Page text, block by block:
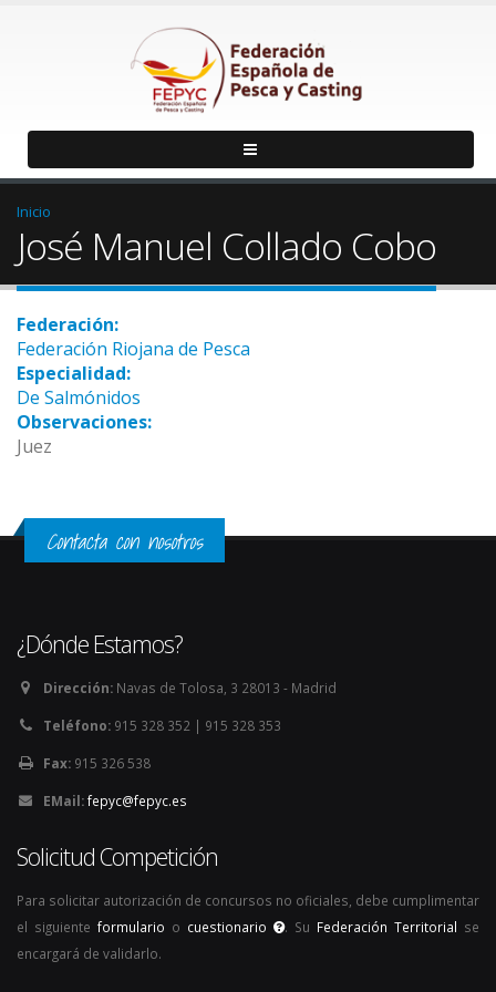
Inicio
José Manuel Collado Cobo
Federación:
Federación Riojana de Pesca
Especialidad:
De Salmónidos
Observaciones:
Juez
Contacta con nosotros
¿Dónde Estamos?
Dirección: Navas de Tolosa, 3 28013 - Madrid
Teléfono: 915 328 352 | 915 328 353
Fax: 915 326 538
EMail:fepyc@fepyc.es
Solicitud Competición
Para solicitar autorización de concursos no oficiales, debe cumplimentar
el siguiente formulario o cuestionario . Su Federación Territorial se
encargará de validarlo.